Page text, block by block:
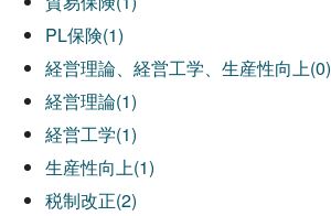
PL保険(1)
経営理論、経営工学、生産性向上(0)
経営理論(1)
経営工学(1)
生産性向上(1)
税制改正(2)